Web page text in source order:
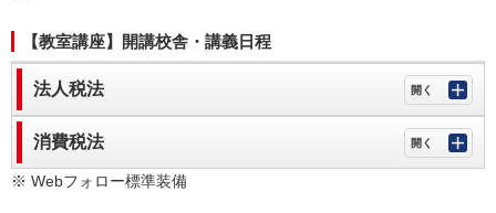
【教室講座】開講校舎・講義日程
法人税法
消費税法
※ Webフォロー標準装備